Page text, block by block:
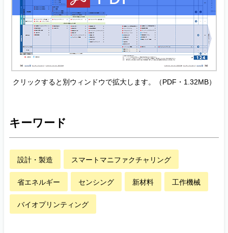
クリックすると別ウィンドウで拡大します。（PDF・1.32MB）
キーワード
設計・製造 スマートマニファクチャリング
省エネルギー センシング 新材料 工作機械
バイオプリンティング